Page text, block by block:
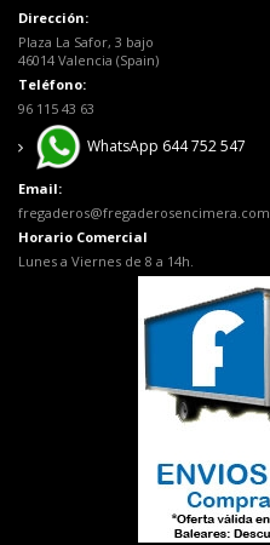
Dirección:
Plaza La Safor, 3 bajo
46014 Valencia (Spain)
Teléfono:
96 115 43 63
WhatsApp 644 752 547
Email:
fregaderos@fregaderosencimera.com
Horario Comercial
Lunes a Viernes de 8 a 14h.